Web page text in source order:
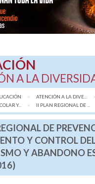
A LA
ATENCIÓN A LA DIVE...
Y...
AQUÍ:
II PLAN REGIONAL DE ...
DE
Y CONTROL
Y ABANDONO